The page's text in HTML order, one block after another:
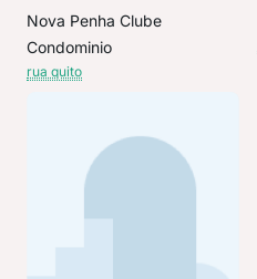
Nova Penha Clube
Condominio
rua quito